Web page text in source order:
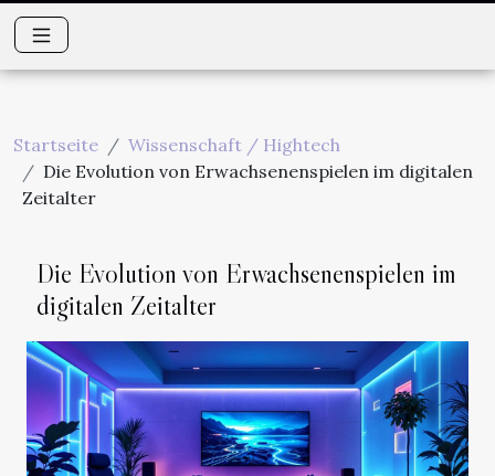
Startseite
Wissenschaft / Hightech
Die Evolution von Erwachsenenspielen im digitalen
Zeitalter
Die Evolution von Erwachsenenspielen im
digitalen Zeitalter